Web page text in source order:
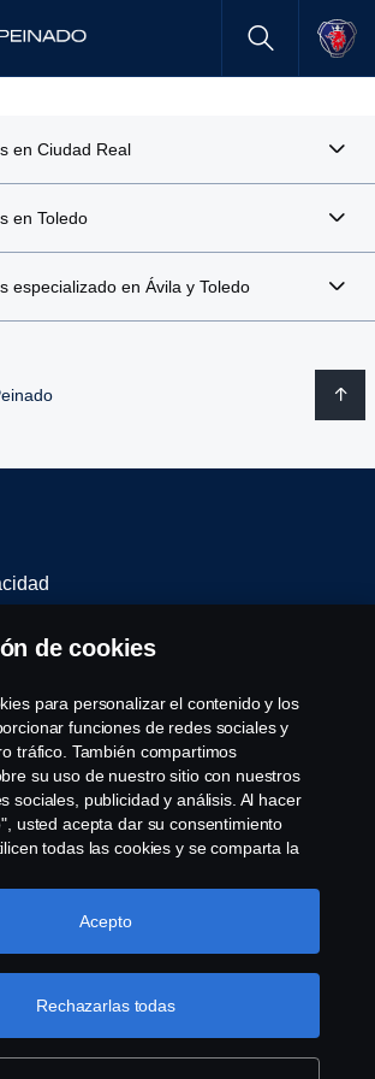
en Ciudad Real
en Toledo
especializado en Ávila y Toledo
2008-2022. Todos los derechos
de cookies
para personalizar el contenido y los
funciones de redes sociales y
tráfico. También compartimos
su uso de nuestro sitio con nuestros
sociales, publicidad y análisis. Al hacer
usted acepta dar su consentimiento
todas las cookies y se comparta la
"Configuración de cookies" y
las categorías que desea aceptar. Para
Más información sobre su privacidad
Rechazarlas todas
Acepto